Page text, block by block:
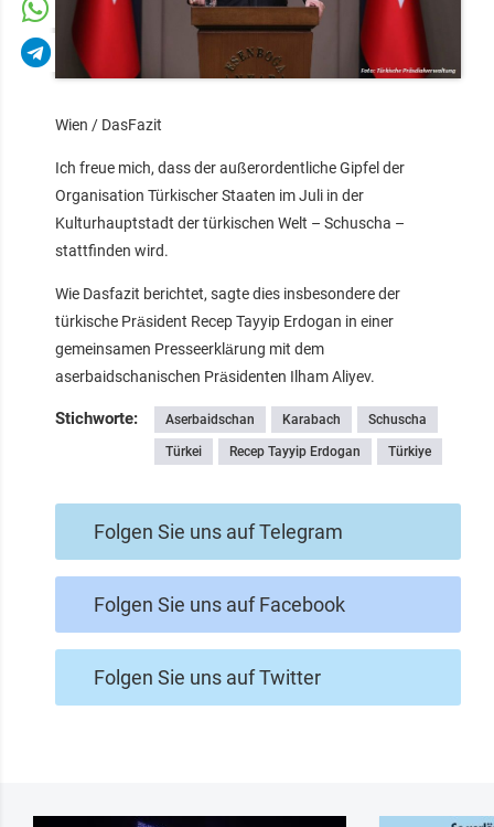
Wien / DasFazit
Ich freue mich, dass der außerordentliche Gipfel der
Organisation Türkischer Staaten im Juli in der
Kulturhauptstadt der türkischen Welt – Schuscha –
stattfinden wird.
Wie Dasfazit berichtet, sagte dies insbesondere der
türkische Präsident Recep Tayyip Erdogan in einer
gemeinsamen Presseerklärung mit dem
aserbaidschanischen Präsidenten Ilham Aliyev.
Stichworte: Aserbaidschan Karabach Schuscha
Türkei Recep Tayyip Erdogan Türkiye
Folgen Sie uns auf Telegram
Folgen Sie uns auf Facebook
Folgen Sie uns auf Twitter